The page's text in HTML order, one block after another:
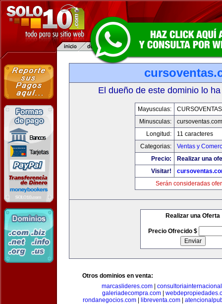
El dueño de este dominio lo
Mayusculas:
Minusculas:
cursoventas.com
Longitud:
11 caracteres
Categorias:
Ventas y
Precio:
Realizar una
Visitar!
Serán consideradas
Realizar una Oferta
Precio Ofrecido $
Otros dominios en venta:
marcaslideres.com
galeriadecompra.com|
rondanegocios.com
libreventa.com